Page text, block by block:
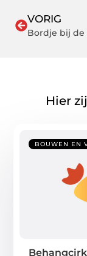
VORIG
Hier
BOUWEN EN